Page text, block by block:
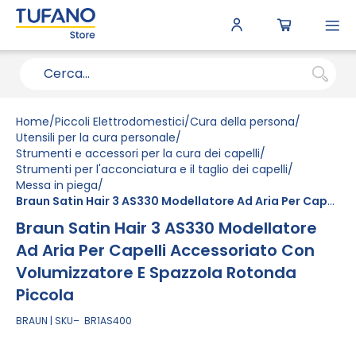
Home Piccoli Elettrodomestici Cura della persona
Utensili per la cura personale
Strumenti e accessori per la cura dei capelli
Strumenti per l'acconciatura e il taglio dei capelli
Messa in piega
Braun Satin Hair 3 AS330 Modellatore Ad Aria Per Capelli Accessoriato Con Volumizzatore E Spazzola Rotonda Piccola
Braun Satin Hair 3 AS330 Modellatore
Ad Aria Per Capelli Accessoriato Con
Volumizzatore E Spazzola Rotonda
Piccola
BRAUN SKU BR1AS400